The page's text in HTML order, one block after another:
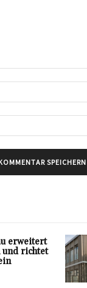
erweitert
und richtet